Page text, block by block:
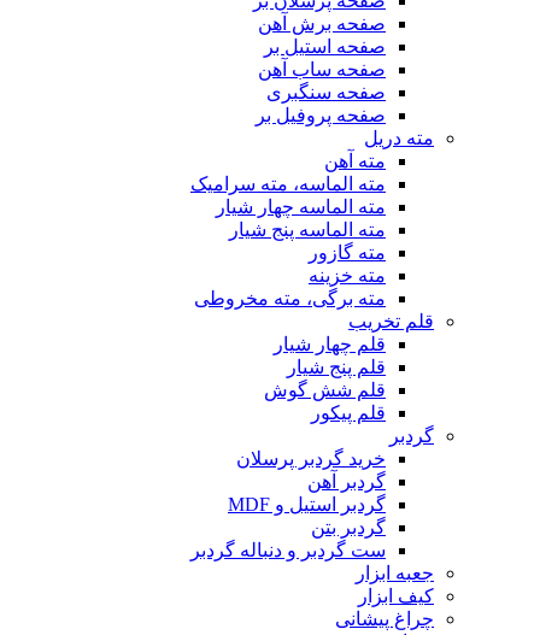
صفحه برش آهن
صفحه استیل بر
صفحه ساب آهن
صفحه سنگبری
صفحه پروفیل بر
مته دریل
مته آهن
مته الماسه، مته سرامیک
مته الماسه چهار شیار
مته الماسه پنج شیار
مته گازور
مته خزینه
مته برگی، مته مخروطی
قلم تخریب
قلم چهار شیار
قلم پنج شیار
قلم شش گوش
قلم پیکور
گردبر
خرید گردبر پرسلان
گردبر آهن
گردبر استیل و MDF
گردبر بتن
ست گردبر و دنباله گردبر
جعبه ابزار
کیف ابزار
چراغ پیشانی